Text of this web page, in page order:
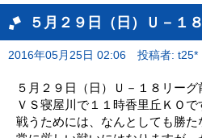
５月２９日（日）Ｕ－１
2016年05月25日 02:06 投稿者: t25*
５月２９日（日）Ｕ－１８リーグ
ＶＳ寝屋川で１１時香里丘ＫＯ
戦うためには、なんとしても勝